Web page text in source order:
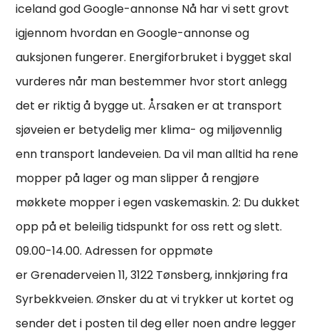
iceland god Google-annonse Nå har vi sett grovt
igjennom hvordan en Google-annonse og
auksjonen fungerer. Energiforbruket i bygget skal
vurderes når man bestemmer hvor stort anlegg
det er riktig å bygge ut. Årsaken er at transport
sjøveien er betydelig mer klima- og miljøvennlig
enn transport landeveien. Da vil man alltid ha rene
mopper på lager og man slipper å rengjøre
møkkete mopper i egen vaskemaskin. 2: Du dukket
opp på et beleilig tidspunkt for oss rett og slett.
09.00-14.00. Adressen for oppmøte
er Grenaderveien 11, 3122 Tønsberg, innkjøring fra
Syrbekkveien. Ønsker du at vi trykker ut kortet og
sender det i posten til deg eller noen andre legger